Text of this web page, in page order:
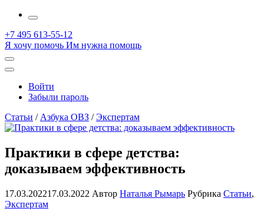
More
+7 495 613-55-12
Я хочу помочь Им нужна помощь
Открыть
поиск
Профиль
Войти
Забыли пароль
Статьи / Азбука ОВЗ /Экспертам
Практики в сфере детства:
доказываем эффективность
17.03.202217.03.2022 Автор Наталья Рымарь Рубрика Статьи,
Экспертам